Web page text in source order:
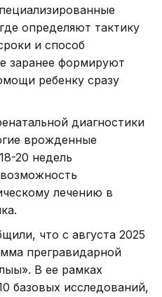
определяют тактику
и способ
заранее формируют
ребенку сразу
диагностики
врожденные
20 недель
лечению в
что с августа 2025
прегравидарной
В ее рамках
базовых исследований,